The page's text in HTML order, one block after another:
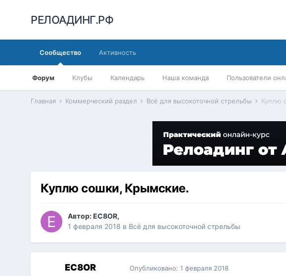
РЕЛОАДИНГ.РФ
Сообщество
Форум Клубы Календарь Наша команда Пользователи
Активность
Главная Коммерческий раздел Всё для высокоточной стрельбы Куплю
Куплю сошки, Крымские.
Автор:EC8OR,
1 февраля 2018 в Всё для высокоточной стрельбы
EC8OR Опубликовано:1 февраля 2018